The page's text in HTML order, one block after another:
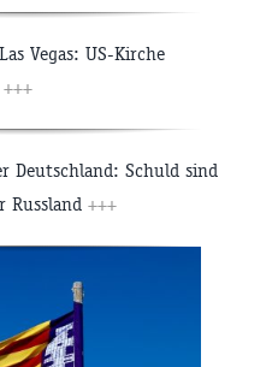
Vegas: US-Kirche
+++
Deutschland: Schuld sind
Russland +++